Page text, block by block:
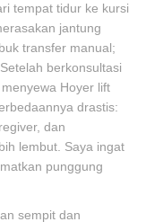
tempat tidur ke kursi
jantung
transfer manual;
berkonsultasi
Hoyer lift
drastis:
dan
lembut. Saya ingat
punggung
sempit dan